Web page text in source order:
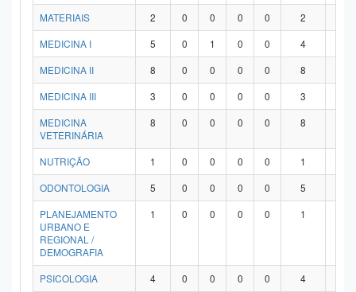
MATERIAIS 2 0 0 0 0 2
MEDICINA I
5 0 1 0 0 4
MEDICINA II
8 0 0 0 0 8
MEDICINA III
3 0 0 0 0 3
MEDICINA
VETERINÁRIA
8 0 0 0 0 8
NUTRIÇÃO 1 0 0 0 0 1
ODONTOLOGIA
5 0 0 0 0 5
PLANEJAMENTO
URBANO E
REGIONAL /
DEMOGRAFIA
1 0 0 0 0 1
PSICOLOGIA 4 0 0 0 0 4